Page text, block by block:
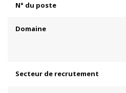
N° du poste
Domaine
Secteur de recrutement